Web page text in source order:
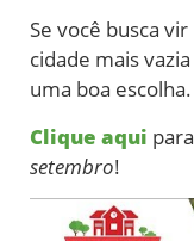
Se você busca
cidade mais
uma boa escolha.
Clique aqui
setembro!